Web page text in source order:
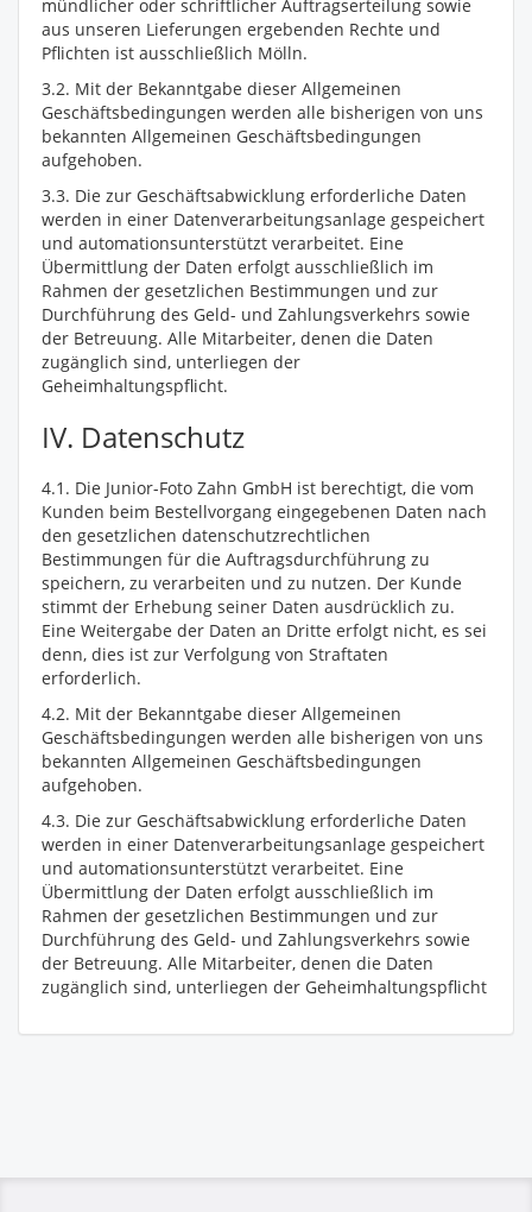
mündlicher oder schriftlicher Auftragserteilung sowie
aus unseren Lieferungen ergebenden Rechte und
Pflichten ist ausschließlich Mölln.
3.2. Mit der Bekanntgabe dieser Allgemeinen
Geschäftsbedingungen werden alle bisherigen von uns
bekannten Allgemeinen Geschäftsbedingungen
aufgehoben.
3.3. Die zur Geschäftsabwicklung erforderliche Daten
werden in einer Datenverarbeitungsanlage gespeichert
und automationsunterstützt verarbeitet. Eine
Übermittlung der Daten erfolgt ausschließlich im
Rahmen der gesetzlichen Bestimmungen und zur
Durchführung des Geld- und Zahlungsverkehrs sowie
der Betreuung. Alle Mitarbeiter, denen die Daten
zugänglich sind, unterliegen der
Geheimhaltungspflicht.
IV. Datenschutz
4.1. Die Junior-Foto Zahn GmbH ist berechtigt, die vom
Kunden beim Bestellvorgang eingegebenen Daten nach
den gesetzlichen datenschutzrechtlichen
Bestimmungen für die Auftragsdurchführung zu
speichern, zu verarbeiten und zu nutzen. Der Kunde
stimmt der Erhebung seiner Daten ausdrücklich zu.
Eine Weitergabe der Daten an Dritte erfolgt nicht, es sei
denn, dies ist zur Verfolgung von Straftaten
erforderlich.
4.2. Mit der Bekanntgabe dieser Allgemeinen
Geschäftsbedingungen werden alle bisherigen von uns
bekannten Allgemeinen Geschäftsbedingungen
aufgehoben.
4.3. Die zur Geschäftsabwicklung erforderliche Daten
werden in einer Datenverarbeitungsanlage gespeichert
und automationsunterstützt verarbeitet. Eine
Übermittlung der Daten erfolgt ausschließlich im
Rahmen der gesetzlichen Bestimmungen und zur
Durchführung des Geld- und Zahlungsverkehrs sowie
der Betreuung. Alle Mitarbeiter, denen die Daten
zugänglich sind, unterliegen der Geheimhaltungspflicht